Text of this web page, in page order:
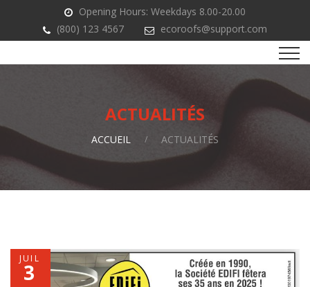
Opening Hours: Weekdays 8.00-20.00
(800) 123 4567
ecoroofs@support.com
ACTUALITÉS
ACCUEIL ACTUALITÉS
JUIL
3